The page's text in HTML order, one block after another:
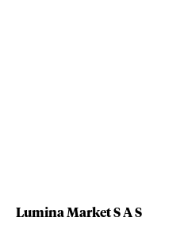
Lumina Market S A S